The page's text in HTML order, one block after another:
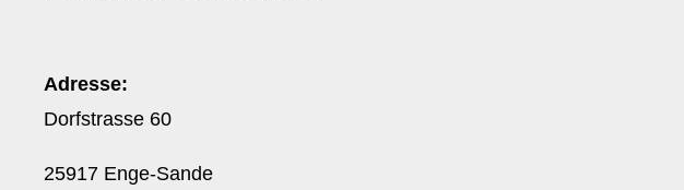
Adresse:
Dorfstrasse 60
25917 Enge-Sande